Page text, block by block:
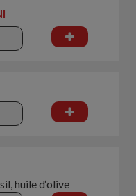
huile d‘olive